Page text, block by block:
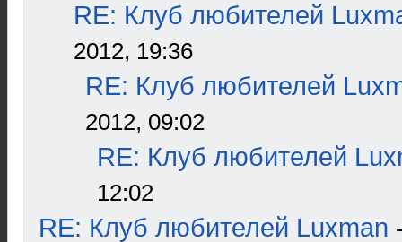
RE: Клуб любителей
2012, 19:36
RE: Клуб любителей
2012, 09:02
RE: Клуб любителей
12:02
RE: Клуб любителей Luxman